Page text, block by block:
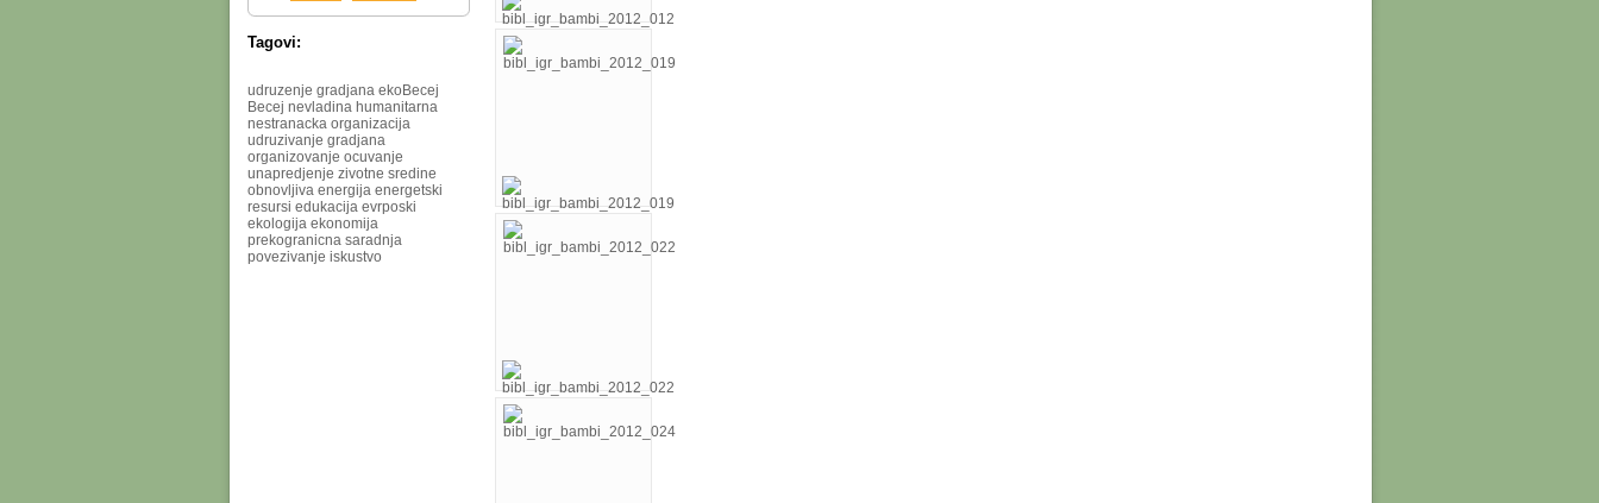
Tagovi:
udruzenje gradjana ekoBecej
Becej nevladina humanitarna
nestranacka organizacija
udruzivanje gradjana
organizovanje ocuvanje
unapredjenje zivotne sredine
obnovljiva energija energetski
resursi edukacija evrposki
ekologija ekonomija
prekogranicna saradnja
povezivanje iskustvo